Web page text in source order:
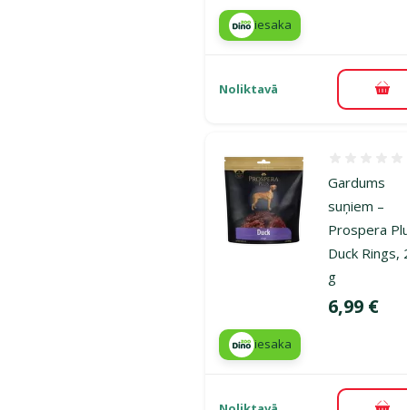
iesaka
Noliktavā
Gardums
suņiem –
Prospera
Duck Rings,
g
Cena
6,99 €
iesaka